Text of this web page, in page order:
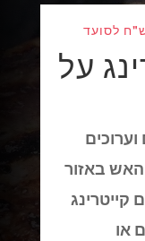
על
האש באזור
קייטרינג
או